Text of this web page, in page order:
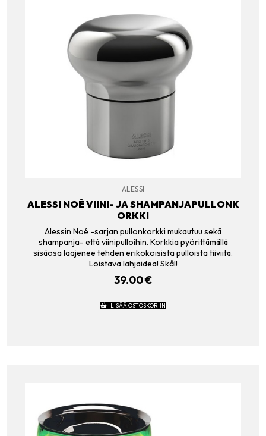
ALESSI
ALESSI NOÈ VIINI- JA SHAMPANJAPULLONK
ORKKI
Alessin Noé -sarjan pullonkorkki mukautuu sekä
shampanja- että viinipulloihin. Korkkia pyörittämällä
sisäosa laajenee tehden erikokoisista pulloista tiiviitä.
Loistava lahjaidea! Skål!
39.00€
LISÄÄ OSTOSKORIIN